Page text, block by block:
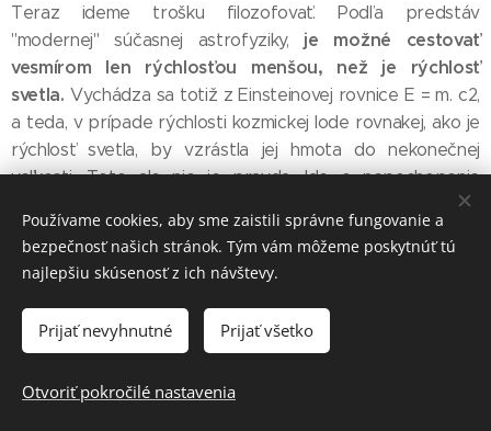
Teraz ideme trošku filozofovať. Podľa predstáv
"modernej" súčasnej astrofyziky, je možné cestovať
vesmírom len rýchlosťou menšou, než je rýchlosť
svetla. Vychádza sa totiž z Einsteinovej rovnice E = m. c2,
a teda, v prípade rýchlosti kozmickej lode rovnakej, ako je
rýchlosť svetla, by vzrástla jej hmota do nekonečnej
veľkosti. Toto ale nie je pravda. Ide o nepochopenie
chybná
interpretácia.Symbol "m" totiž nevyjadruje premenné
množstvo hmoty, ale konštatntu vyjadrujúcu obsah
energie objektu existujúceho v kľudovom stave. Správne
by sa mal písať "Eo".Objekt teda môže letieť
akoukoľvek rýchlosťou, pokiaľ má k tomu potrebnú
Našej Galaxie).
Používame cookies, aby sme zaistili správne fungovanie a
bezpečnosť našich stránok. Tým vám môžeme poskytnúť tú
najlepšiu skúsenosť z ich návštevy.
Prijať nevyhnutné Prijať všetko
Otvoriť pokročilé nastavenia